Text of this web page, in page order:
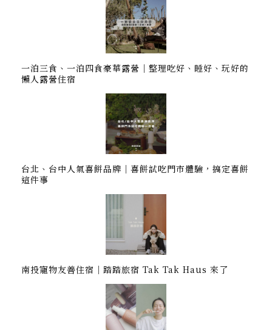
一泊三食、一泊四食豪華露營｜整理吃好、睡好、玩好的
懶人露營住宿
台北、台中人氣喜餅品牌｜喜餅試吃門市體驗，搞定喜餅
這件事
南投寵物友善住宿｜踏踏旅宿 Tak Tak Haus 來了